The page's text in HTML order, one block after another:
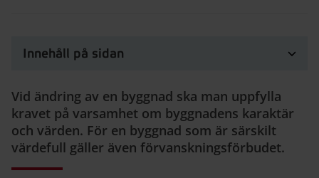
Innehåll på sidan
Vid ändring av en byggnad ska man uppfylla
kravet på varsamhet om byggnadens karaktär
och värden. För en byggnad som är särskilt
värdefull gäller även förvanskningsförbudet.